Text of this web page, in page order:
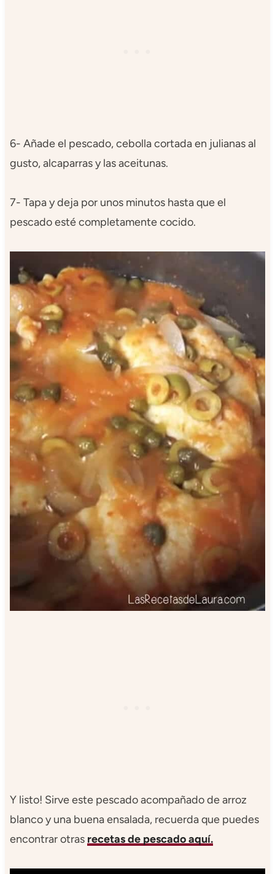
6- Añade el pescado, cebolla cortada en julianas al
gusto, alcaparras y las aceitunas.
7- Tapa y deja por unos minutos hasta que el
pescado esté completamente cocido.
Y listo! Sirve este pescado acompañado de arroz
blanco y una buena ensalada, recuerda que puedes
encontrar otras recetas de pescado aquí.